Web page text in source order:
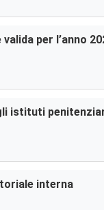
per l’anno
istituti
interna